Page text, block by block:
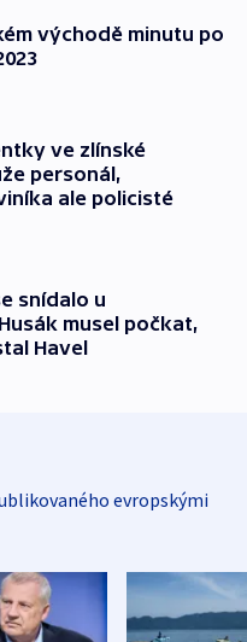
východě minutu po
ve zlínské
personál,
ale policisté
snídalo u
musel počkat,
Havel
evropskými